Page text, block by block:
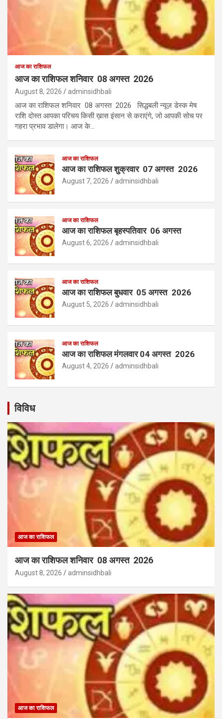
आज का राशिफल
आज का राशिफल शनिवार 08 अगस्त 2026
August 8, 2026 adminsidhbali
आज का राशिफल शनिवार 08 अगस्त 2026 सिद्धबली न्यूज़ डेस्क मेष
राशि दोस्त आपका परिचय किसी ख़ास इंसान से कराएंगे, जो आपकी सोच पर
गहरा प्रभाव डालेगा। आज के…
आज का राशिफल
आज का राशिफल शुक्रवार 07 अगस्त 2026
August 7, 2026 adminsidhbali
आज का राशिफल
आज का राशिफल बृहस्पतिवार 06 अगस्त
August 6, 2026 adminsidhbali
आज का राशिफल
आज का राशिफल बुधवार 05 अगस्त 2026
August 5, 2026 adminsidhbali
आज का राशिफल
आज का राशिफल मंगलवार 04 अगस्त 2026
August 4, 2026 adminsidhbali
विविध
आज का राशिफल
आज का राशिफल शनिवार 08 अगस्त 2026
August 8, 2026 adminsidhbali
आज का राशिफल